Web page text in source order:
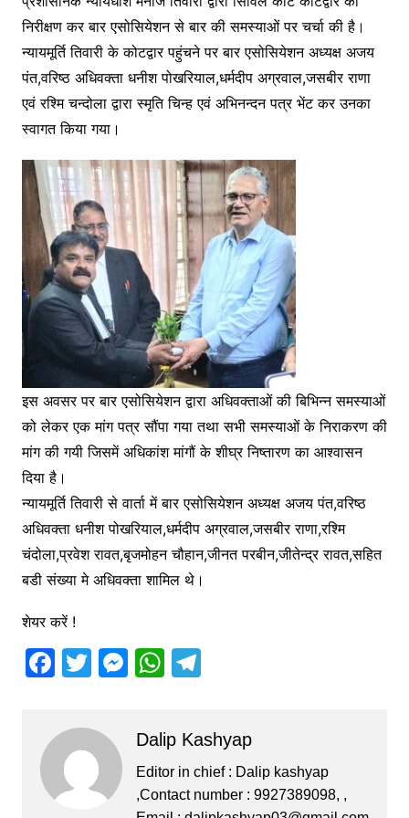
e
b
o
o
k
er s
e
n
g
s
A
p
p
gr
a
m
निरीक्षण कर बार एसोसियेशन से बार की समस्याओं पर चर्चा की है।
न्यायमूर्ति तिवारी के कोटद्वार पहुंचने पर बार एसोसियेशन अध्यक्ष अजय
पंत,वरिष्ठ अधिवक्ता धनीश पोखरियाल,धर्मदीप अग्रवाल,जसबीर राणा
एवं रश्मि चन्दोला द्वारा स्मृति चिन्ह एवं अभिनन्दन पत्र भेंट कर उनका
स्वागत किया गया।
इस अवसर पर बार एसोसियेशन द्वारा अधिवक्ताओं की बिभिन्न समस्याओं
को लेकर एक मांग पत्र सौंपा गया तथा सभी समस्याओं के निराकरण की
मांग की गयी जिसमें अधिकांश मांगौं के शीघ्र निष्तारण का आश्वासन
दिया है।
न्यायमूर्ति तिवारी से वार्ता में बार एसोसियेशन अध्यक्ष अजय पंत,वरिष्ठ
अधिवक्ता धनीश पोखरियाल,धर्मदीप अग्रवाल,जसबीर राणा,रश्मि
चंदोला,प्रवेश रावत,बृजमोहन चौहान,जीनत परबीन,जीतेन्द्र रावत,सहित
बडी संख्या मे अधिवक्ता शामिल थे।
शेयर करें !
F
c
e
b
o
T
itt
er
M
s
e
n
W
s
A
p
T
gr
a
m
Dalip Kashyap
Editor in chief : Dalip kashyap
,Contact number : 9927389098, ,